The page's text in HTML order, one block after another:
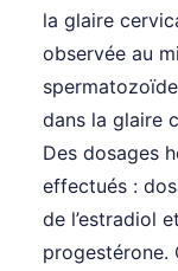
la glaire
observée au
dans la glaire
Des dosages
effectués :
de l’estradiol
progestérone.